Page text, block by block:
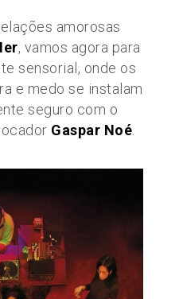
amorosas
, vamos agora para
sensorial, onde os
e medo se instalam
seguro com o
Gaspar Noé